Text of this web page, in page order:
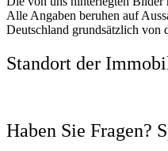
Alle Angaben beruhen auf
Deutschland grundsätzlich von
Standort der
Haben Sie Fragen?